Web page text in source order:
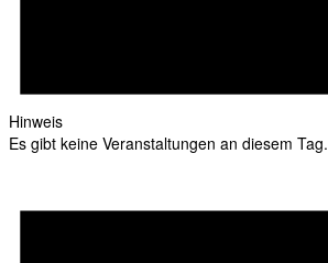
Hinweis
Es gibt keine Veranstaltungen an diesem Tag.